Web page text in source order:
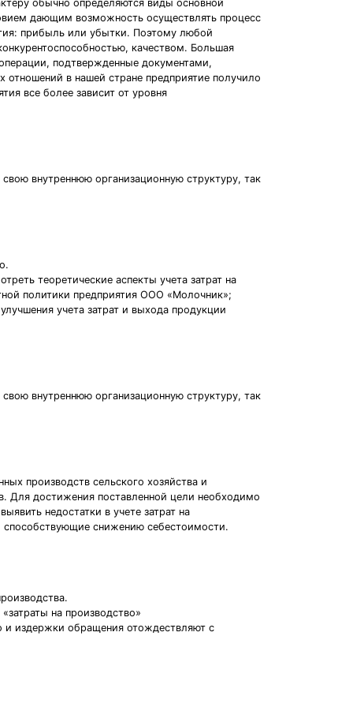
обычно определяются виды основной
дающим возможность осуществлять процесс
прибыль или убытки. Поэтому любой
качеством. Большая
подтвержденные документами,
в нашей стране предприятие получило
все более зависит от уровня
внутреннюю организационную структуру, так
теоретические аспекты учета затрат на
политики предприятия ООО «Молочник»;
учета затрат и выхода продукции
внутреннюю организационную структуру, так
производств сельского хозяйства и
Для достижения поставленной цели необходимо
недостатки в учете затрат на
способствующие снижению себестоимости.
на производство»
и издержки обращения отождествляют с